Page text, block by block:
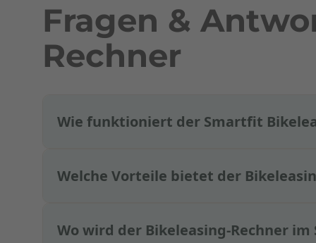
Fragen &
Rechner
Wie funktioniert der Smartfit
Welche Vorteile bietet der
Wo wird der Bikeleasing-Rechner im